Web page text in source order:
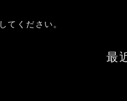
してください。
最